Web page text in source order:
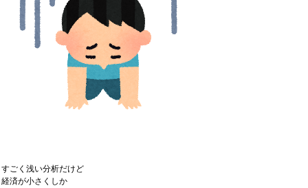
すごく浅い分析だけど
経済が小さくしか